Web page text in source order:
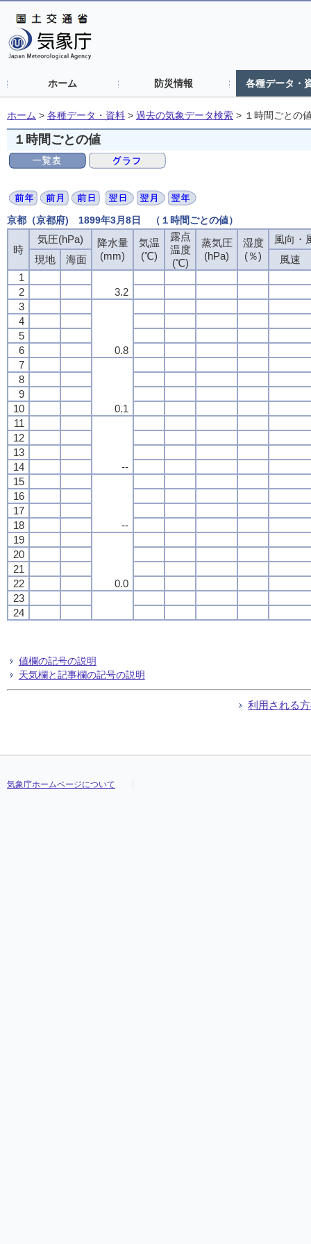
ホーム 防災情報 各種データ・
ホーム > 各種データ・資料 > 過去の気象データ検索 > １時間ごとの
１時間ごとの値
京都（京都府) 1899年3月8日 （１時間ごとの値）
時
気圧(hPa)
降水量
(mm)
気温
(℃)
露点
温度
(℃)
蒸気圧
(hPa)
湿度
(％)
風向・
現地
海面
風速
1
3.2
2
3
0.8
4
5
6
7
0.1
8
9
10
11
--
12
13
14
15
--
16
17
18
19
0.0
20
21
22
23
24
値欄の記号の説明
天気欄と記事欄の記号の説明
利用される
気象庁ホームページについて